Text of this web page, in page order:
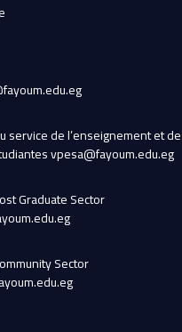
service de l’enseignement et
vpesa@fayoum.edu.eg
Graduate Sector
Sector